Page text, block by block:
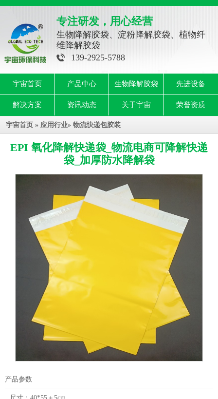
专注研发，用心经营
生物降解胶袋、淀粉降解胶袋、植物纤
维降解胶袋
139-2925-5788
宇宙首页 产品中心 生物降解胶袋 先进设备
解决方案 资讯动态 关于宇宙 荣誉资质
宇宙首页 » 应用行业» 物流快递包胶装
EPI 氧化降解快递袋_物流电商可降解快递
袋_加厚防水降解袋
产品参数